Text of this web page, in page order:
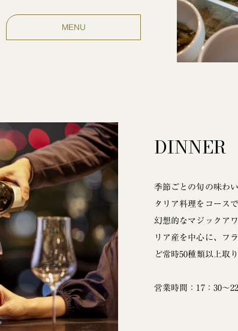
MENU
DINNER
季節ごとの旬の味わ
タリア料理をコース
幻想的なマジックア
リア産を中心に、フ
ど常時50種類以上取
営業時間：17：30～